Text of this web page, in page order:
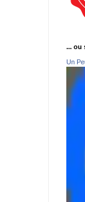
... ou
Un